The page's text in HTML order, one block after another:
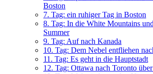
Boston
7. Tag: ein ruhiger Tag in Boston
8. Tag: In die White Mountains
Summer
9. Tag: Auf nach Kanada
10. Tag: Dem Nebel entfliehen
11. Tag: Es geht in die Hauptstadt
12. Tag: Ottawa nach Toronto